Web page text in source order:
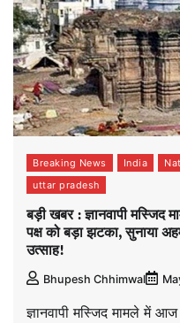
Breaking News India
uttar pradesh
बड़ी खबर : ज्ञानवापी मस्जिद
पक्ष को बड़ा झटका, सुनाया
उत्साह!
Bhupesh Chhimwal
ज्ञानवापी मस्जिद मामले में